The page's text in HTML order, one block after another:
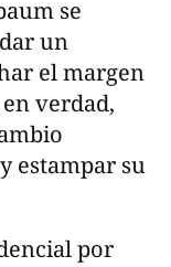
se
un
el margen
verdad,
estampar su
por